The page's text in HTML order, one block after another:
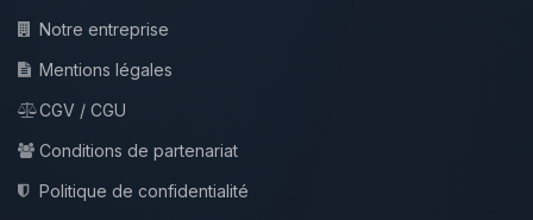
Notre entreprise
Mentions légales
CGV / CGU
Conditions de partenariat
Politique de confidentialité